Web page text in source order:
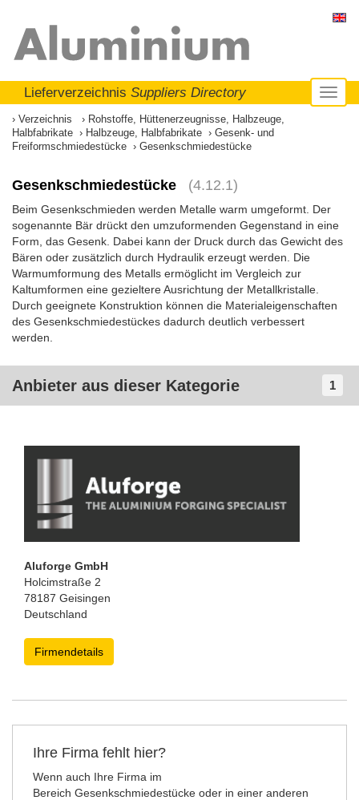
Lieferverzeichnis Suppliers Directory
Verzeichnis
Rohstoffe, Hüttenerzeugnisse, Halbzeuge,
Halbfabrikate
Halbzeuge, Halbfabrikate
Gesenk- und
Freiformschmiedestücke
Gesenkschmiedestücke
Gesenkschmiedestücke (4.12.1)
Beim Gesenkschmieden werden Metalle warm umgeformt. Der
sogenannte Bär drückt den umzuformenden Gegenstand in eine
Form, das Gesenk. Dabei kann der Druck durch das Gewicht des
Bären oder zusätzlich durch Hydraulik erzeugt werden. Die
Warmumformung des Metalls ermöglicht im Vergleich zur
Kaltumformen eine gezieltere Ausrichtung der Metallkristalle.
Durch geeignete Konstruktion können die Materialeigenschaften
des Gesenkschmiedestückes dadurch deutlich verbessert
werden.
Anbieter aus dieser Kategorie 1
Aluforge GmbH
Holcimstraße 2
78187 Geisingen
Deutschland
Firmendetails
Ihre Firma fehlt hier?
Wenn auch Ihre Firma im
Bereich Gesenkschmiedestücke oder in einer anderen